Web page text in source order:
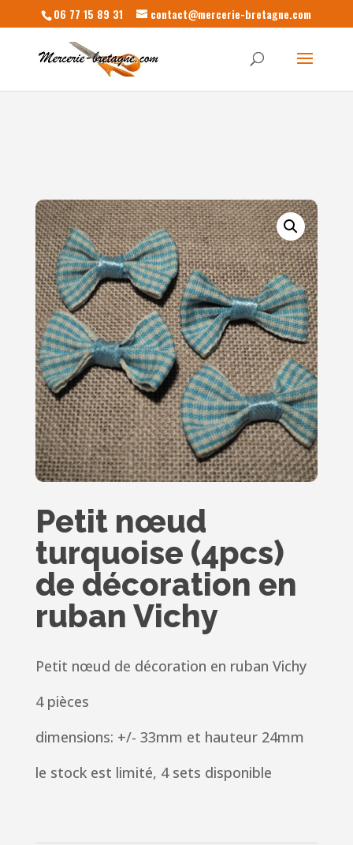
06 77 15 89 31 contact@mercerie-bretagne.com
Petit nœud
turquoise (4pcs)
de décoration en
ruban Vichy
Petit nœud de décoration en ruban Vichy
4 pièces
dimensions: +/- 33mm et hauteur 24mm
le stock est limité, 4 sets disponible